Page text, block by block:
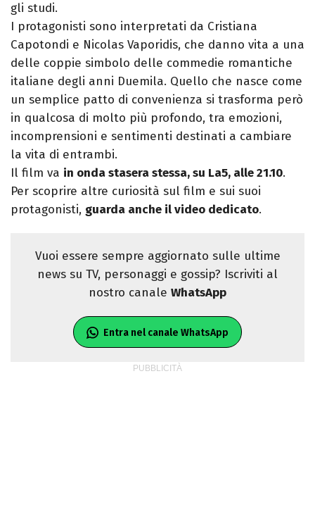
gli studi.
I protagonisti sono interpretati da Cristiana
Capotondi e Nicolas Vaporidis, che danno vita a una
delle coppie simbolo delle commedie romantiche
italiane degli anni Duemila. Quello che nasce come
un semplice patto di convenienza si trasforma però
in qualcosa di molto più profondo, tra emozioni,
incomprensioni e sentimenti destinati a cambiare
la vita di entrambi.
Il film va in onda stasera stessa, su La5, alle 21.10.
Per scoprire altre curiosità sul film e sui suoi
protagonisti, guarda anche il video dedicato.
Vuoi essere sempre aggiornato sulle ultime
news su TV, personaggi e gossip? Iscriviti al
nostro canale WhatsApp
Entra nel canale WhatsApp